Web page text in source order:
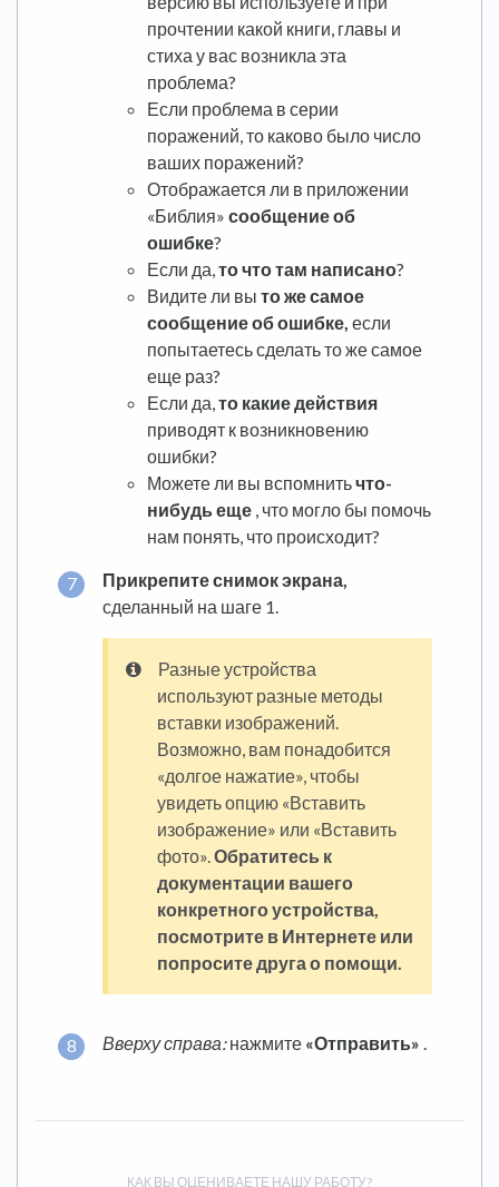
прочтении какой книги, главы и
стиха у вас возникла эта
проблема?
Если проблема в серии
поражений, то каково было число
ваших поражений?
Отображается ли в приложении
«Библия» сообщение об
ошибке?
Если да,то что там написано?
Видите ли вы то же самое
сообщение об ошибке, если
попытаетесь сделать то же самое
еще раз?
Если да,то какие действия
приводят к возникновению
ошибки?
Можете ли вы вспомнитьчто-
нибудь еще , что могло бы помочь
нам понять, что происходит?
Прикрепите снимок экрана,
сделанный на шаге 1.
Разные устройства
используют разные методы
вставки изображений.
Возможно, вам понадобится
«долгое нажатие», чтобы
увидеть опцию «Вставить
изображение» или «Вставить
фото».Обратитесь к
документации вашего
конкретного устройства,
посмотрите в Интернете или
попросите друга о помощи.
Вверху справа:нажмите «Отправить» .
КАК ВЫ ОЦЕНИВАЕТЕ НАШУ РАБОТУ?